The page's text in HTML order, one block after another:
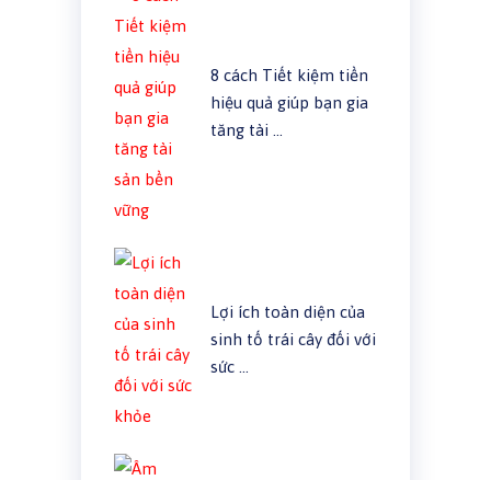
8 cách Tiết kiệm tiền
hiệu quả giúp bạn gia
tăng tài …
Lợi ích toàn diện của
sinh tố trái cây đối với
sức …